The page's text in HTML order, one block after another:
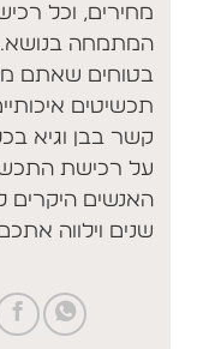
מחירים, וכל
המתמחה בנושא.
בטוחים שאתם
תכשיטים
קשר בבן וגיא
על רכישת
האנשים
שנים וילווה